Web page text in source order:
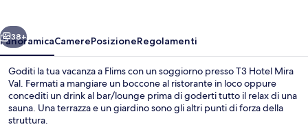
Avanti
38+
PanoramicaCamerePosizioneRegolamenti
Goditi la tua vacanza a Flims con un soggiorno presso T3 Hotel Mira
Val. Fermati a mangiare un boccone al ristorante in loco oppure
concediti un drink al bar/lounge prima di goderti tutto il relax di una
sauna. Una terrazza e un giardino sono gli altri punti di forza della
struttura.